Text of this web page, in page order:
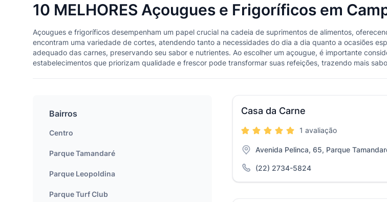
10 MELHORES Açougues e Frigoríficos em
Açougues e frigoríficos desempenham um papel crucial na cadeia de suprimentos de alimentos,
encontram uma variedade de cortes, atendendo tanto a necessidades do dia a dia quanto a ocasiões
adequado das carnes, preservando seu sabor e nutrientes. Ao escolher um açougue, é importante
estabelecimentos que priorizam qualidade e frescor pode transformar suas refeições, trazendo mais
Casa da Carne
1 avaliação
Avenida Pelinca, 65, Parque
(22) 2734-5824
Bairros
Centro
Parque Tamandaré
Parque Leopoldina
Parque Turf Club